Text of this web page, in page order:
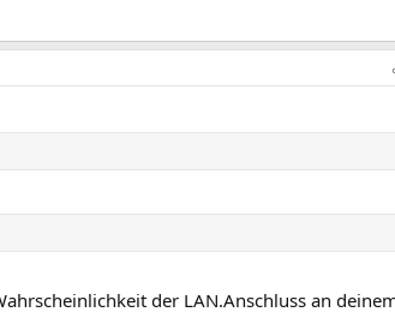
der LAN.Anschluss an